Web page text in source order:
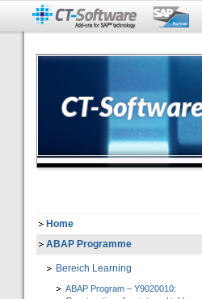
Home
ABAP Programme
Bereich Learning
ABAP Program – Y9020010: